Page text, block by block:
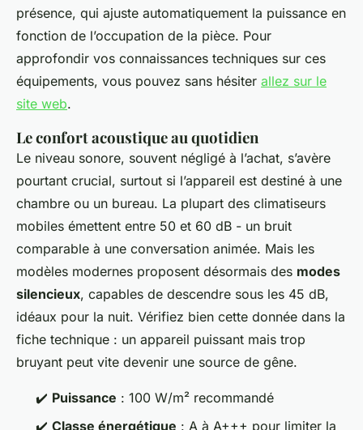
présence, qui ajuste automatiquement la puissance en
fonction de l’occupation de la pièce. Pour
approfondir vos connaissances techniques sur ces
équipements, vous pouvez sans hésiter allez sur le
site web.
Le confort acoustique au quotidien
Le niveau sonore, souvent négligé à l’achat, s’avère
pourtant crucial, surtout si l’appareil est destiné à une
chambre ou un bureau. La plupart des climatiseurs
mobiles émettent entre 50 et 60 dB - un bruit
comparable à une conversation animée. Mais les
modèles modernes proposent désormais des modes
silencieux, capables de descendre sous les 45 dB,
idéaux pour la nuit. Vérifiez bien cette donnée dans la
fiche technique : un appareil puissant mais trop
bruyant peut vite devenir une source de gêne.
✔️ Puissance : 100 W/m² recommandé
✔️ Classe énergétique : A à A+++ pour limiter la